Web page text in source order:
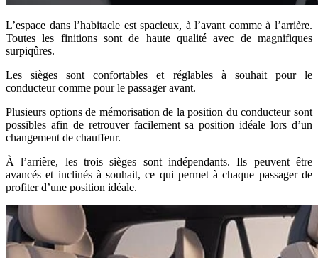
L’espace dans l’habitacle est spacieux, à l’avant comme à l’arrière.
Toutes les finitions sont de haute qualité avec de magnifiques
surpiqûres.
Les sièges sont confortables et réglables à souhait pour le
conducteur comme pour le passager avant.
Plusieurs options de mémorisation de la position du conducteur sont
possibles afin de retrouver facilement sa position idéale lors d’un
changement de chauffeur.
À l’arrière, les trois sièges sont indépendants. Ils peuvent être
avancés et inclinés à souhait, ce qui permet à chaque passager de
profiter d’une position idéale.